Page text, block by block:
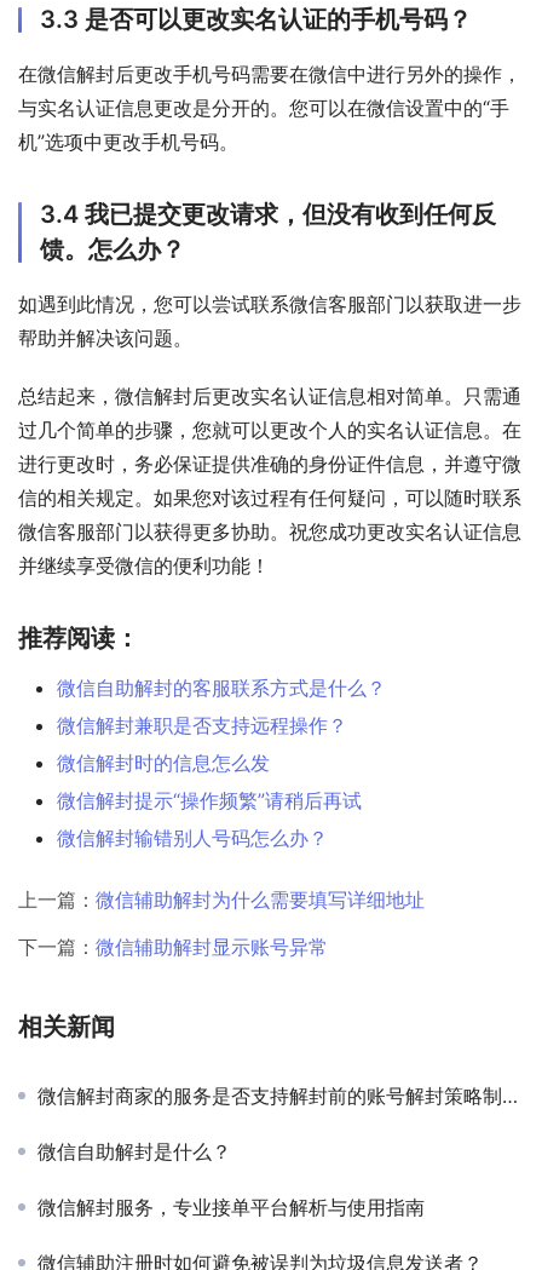
3.3 是否可以更改实名认证的手机号码？
在微信解封后更改手机号码需要在微信中进行另外的操作，
与实名认证信息更改是分开的。您可以在微信设置中的“手
机”选项中更改手机号码。
3.4 我已提交更改请求，但没有收到任何反
馈。怎么办？
如遇到此情况，您可以尝试联系微信客服部门以获取进一步
帮助并解决该问题。
总结起来，微信解封后更改实名认证信息相对简单。只需通
过几个简单的步骤，您就可以更改个人的实名认证信息。在
进行更改时，务必保证提供准确的身份证件信息，并遵守微
信的相关规定。如果您对该过程有任何疑问，可以随时联系
微信客服部门以获得更多协助。祝您成功更改实名认证信息
并继续享受微信的便利功能！
推荐阅读：
微信自助解封的客服联系方式是什么？
微信解封兼职是否支持远程操作？
微信解封时的信息怎么发
微信解封提示“操作频繁”请稍后再试
微信解封输错别人号码怎么办？
上一篇： 微信辅助解封为什么需要填写详细地址
下一篇： 微信辅助解封显示账号异常
相关新闻
微信解封商家的服务是否支持解封前的账号解封策略制定？
微信自助解封是什么？
微信解封服务，专业接单平台解析与使用指南
微信辅助注册时如何避免被误判为垃圾信息发送者？